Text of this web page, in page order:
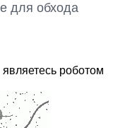
для обхода
роботом